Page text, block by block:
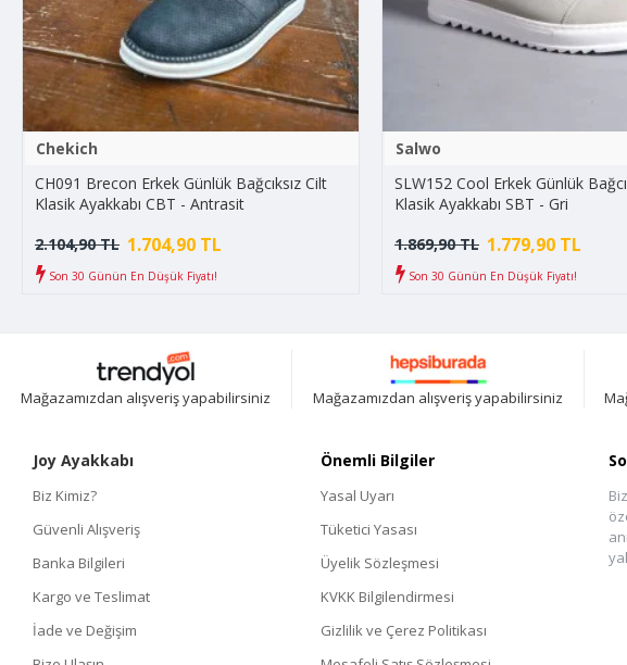
Chekich
CH091 Brecon Erkek Günlük Bağcıksız Cilt
Klasik Ayakkabı CBT - Antrasit
1.704,90 TL
2.104,90 TL
Son 30 Günün En Düşük Fiyatı!
Salwo
SLW152 Cool Erkek Günlük
Klasik Ayakkabı SBT - Gri
1.779,90 TL
1.869,90 TL
Son 30 Günün En Düşük Fiyatı!
Mağazamızdan alışveriş yapabilirsiniz Mağazamızdan alışveriş yapabilirsiniz
Joy Ayakkabı
Biz Kimiz?
Güvenli Alışveriş
Banka Bilgileri
Kargo ve Teslimat
İade ve Değişim
Önemli Bilgiler
Yasal Uyarı
Tüketici Yasası
Üyelik Sözleşmesi
KVKK Bilgilendirmesi
Gizlilik ve Çerez Politikası